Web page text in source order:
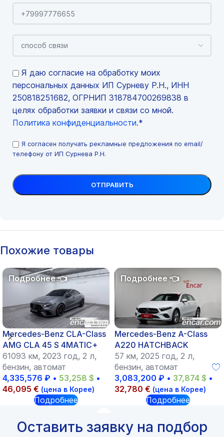
Я даю согласие на обработку моих
персональных данных ИП Сурневу Р.Н., ИНН
250818251682, ОГРНИП 318784700269838 в
целях обработки заявки и связи со мной.
Политика конфиденциальности.*
Я согласен получать рекламные предложения по email/
телефону от ИП Сурнева Р.Н.
Похожие товары
Mercedes-Benz CLA-Class
AMG CLA 45 S 4MATIC+
61093 км, 2023 год, 2 л,
бензин, автомат
4,335,576 ₽ • 53,258 $ •
46,095 € (цена в Корее)
Подробнее
Mercedes-Benz A-Class
A220 HATCHBACK
57 км, 2025 год, 2 л,
бензин, автомат
3,083,200 ₽ • 37,874 $ •
32,780 € (цена в Корее)
Подробнее
Оставить заявку на подбор